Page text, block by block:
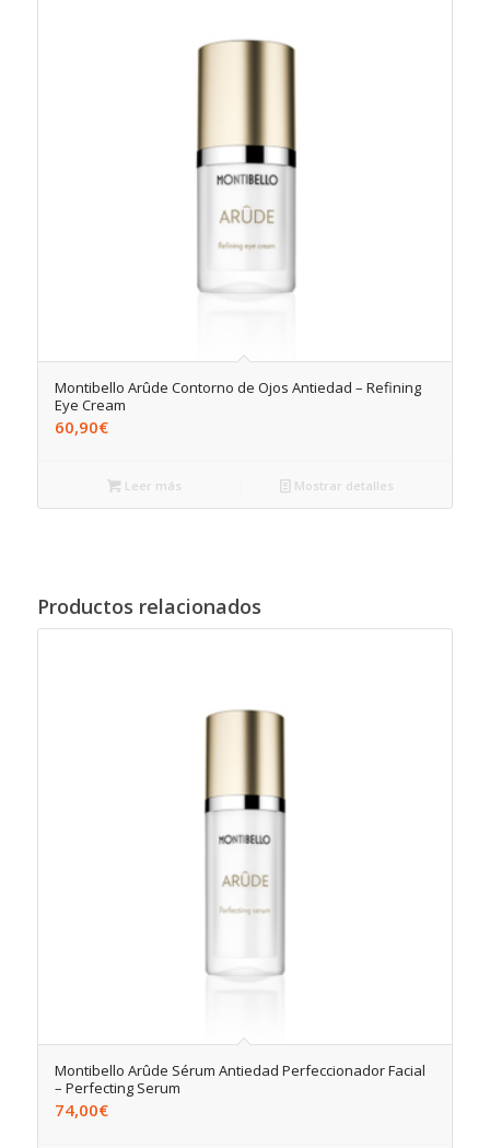
Montibello Arûde Contorno de Ojos Antiedad – Refining
Eye Cream
60,90€
Leer más Mostrar detalles
Productos relacionados
Montibello Arûde Sérum Antiedad Perfeccionador Facial
– Perfecting Serum
74,00€